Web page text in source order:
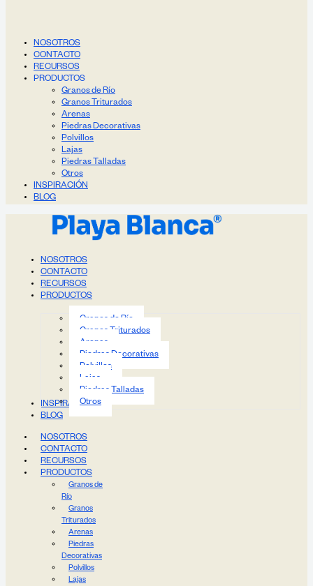
NOSOTROS
CONTACTO
RECURSOS
PRODUCTOS
Granos de Río
Granos Triturados
Arenas
Piedras Decorativas
Polvillos
Lajas
Piedras Talladas
Otros
INSPIRACIÓN
BLOG
NOSOTROS
CONTACTO
RECURSOS
PRODUCTOS
Granos de Río
Granos Triturados
Arenas
Piedras Decorativas
Polvillos
Lajas
Piedras Talladas
Otros
INSPIRACIÓN
BLOG
NOSOTROS
CONTACTO
RECURSOS
PRODUCTOS
Granos de
Río
Granos
Triturados
Arenas
Piedras
Decorativas
Polvillos
Lajas